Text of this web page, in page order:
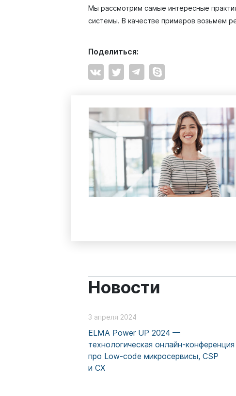
Мы рассмотрим самые интересные
системы. В качестве примеров возьмем
Поделиться:
Новости
3 апреля 2024
ELMA Power UP 2024 —
технологическая онлайн-конференция
про Low-code микросервисы, CSP
и CX